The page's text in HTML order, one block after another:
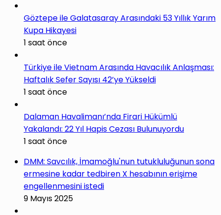
Göztepe ile Galatasaray Arasındaki 53 Yıllık Yarım
Kupa Hikayesi
1 saat önce
Türkiye ile Vietnam Arasında Havacılık Anlaşması:
Haftalık Sefer Sayısı 42’ye Yükseldi
1 saat önce
Dalaman Havalimanı’nda Firari Hükümlü
Yakalandı: 22 Yıl Hapis Cezası Bulunuyordu
1 saat önce
DMM: Savcılık, İmamoğlu'nun tutukluluğunun sona
ermesine kadar tedbiren X hesabının erişime
engellenmesini istedi
9 Mayıs 2025